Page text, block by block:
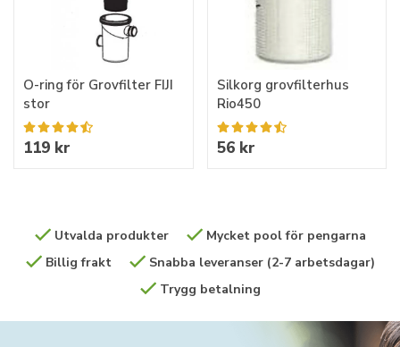
O-ring för Grovfilter FIJI
stor
119 kr
Silkorg grovfilterhus
Rio450
56 kr
Utvalda produkter
Mycket pool för pengarna
Billig frakt
Snabba leveranser (2-7 arbetsdagar)
Trygg betalning